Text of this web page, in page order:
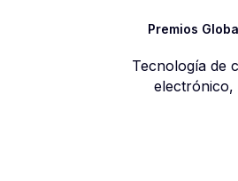
Premios
Tecnología de
electrónico,